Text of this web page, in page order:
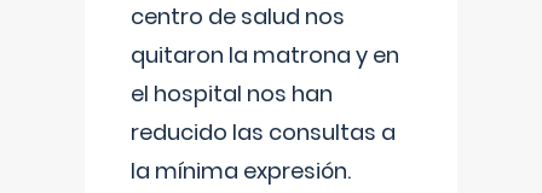
centro de salud nos
quitaron la matrona y en
el hospital nos han
reducido las consultas a
la mínima expresión.